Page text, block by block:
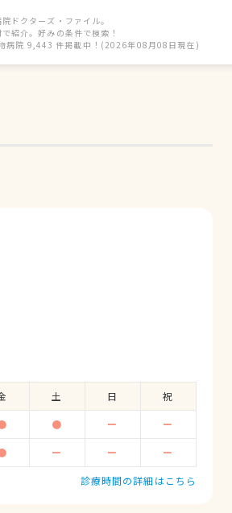
ドクターズ・ファイル。
紹介。好みの条件で検索！
病院 9,443 件掲載中！(2026年08月08日現在)
土 日 祝
● ー ー
ー ー ー
診療時間の詳細はこちら